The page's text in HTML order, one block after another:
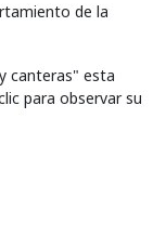
de la
canteras" esta
para observar su